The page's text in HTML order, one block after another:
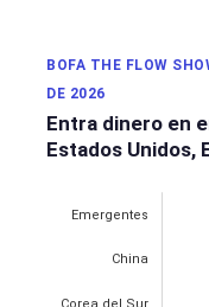
BOFA THE FLOW
DE 2026
Entra dinero en
Estados Unidos,